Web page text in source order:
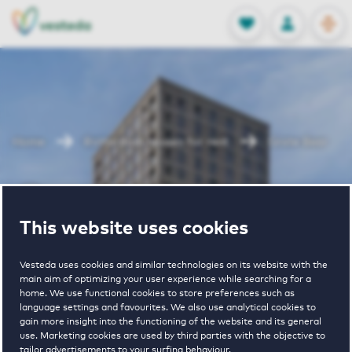
This website uses cookies
Vesteda uses cookies and similar technologies on its website with the
main aim of optimizing your user experience while searching for a
home. We use functional cookies to store preferences such as
language settings and favourites. We also use analytical cookies to
gain more insight into the functioning of the website and its general
use. Marketing cookies are used by third parties with the objective to
tailor advertisements to your surfing behaviour.
FAVORITES
Stored
LOG IN
NL
EN
Rotterdam houses for rent
2 € 1140 - € 2150